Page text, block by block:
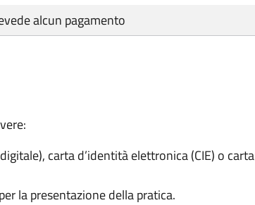
alcun pagamento
carta d’identità elettronica (CIE) o carta
la presentazione della pratica.